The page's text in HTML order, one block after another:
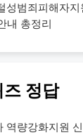
성범죄피해자지
내 총정리
정답
역량강화지원